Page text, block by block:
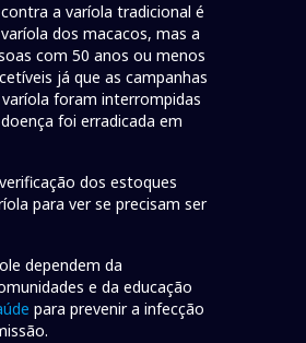
a varíola tradicional é
dos macacos, mas a
com 50 anos ou menos
já que as campanhas
foram interrompidas
foi erradicada em
dos estoques
para ver se precisam ser
dependem da
e da educação
para prevenir a infecção